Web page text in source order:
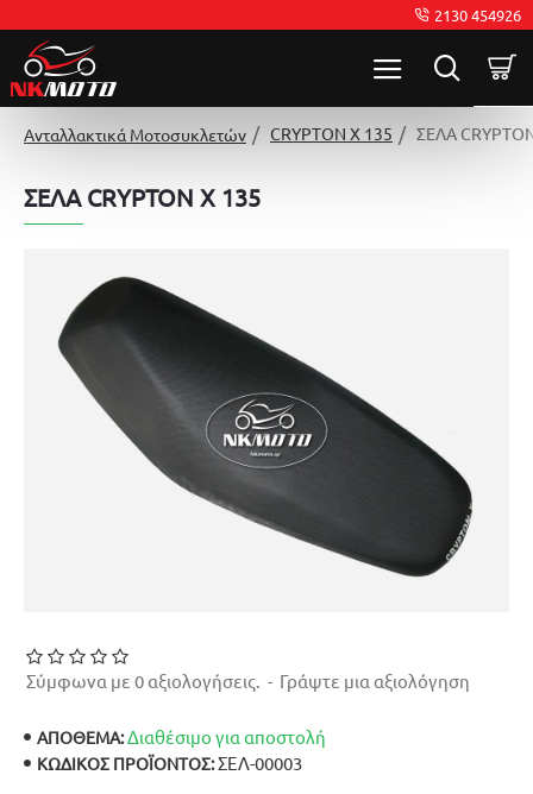
2130 454926
Ανταλλακτικά Μοτοσυκλετών CRYPTON X 135 ΣΕΛΑ
ΣΕΛΑ CRYPTON X 135
ΑΠΟΘΕΜΑ:Διαθέσιμο για αποστολή
ΚΩΔΙΚΌΣ ΠΡΟΪΌΝΤΟΣ:ΣΕΛ-00003
Σύμφωνα με 0 αξιολογήσεις. - Γράψτε μια αξιολόγηση